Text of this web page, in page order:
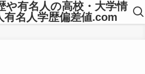
や有名人の高校・大学情
有名人学歴偏差値.com